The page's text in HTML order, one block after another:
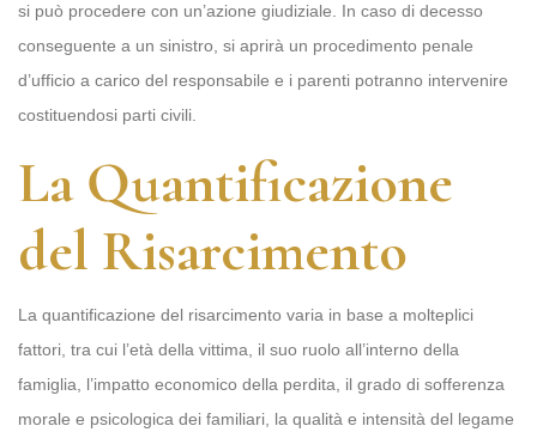
si può procedere con un’azione giudiziale. In caso di decesso
conseguente a un sinistro, si aprirà un procedimento penale
d’ufficio a carico del responsabile e i parenti potranno intervenire
costituendosi parti civili.
La Quantificazione
del Risarcimento
La quantificazione del risarcimento varia in base a molteplici
fattori, tra cui l’età della vittima, il suo ruolo all’interno della
famiglia, l’impatto economico della perdita, il grado di sofferenza
morale e psicologica dei familiari, la qualità e intensità del legame